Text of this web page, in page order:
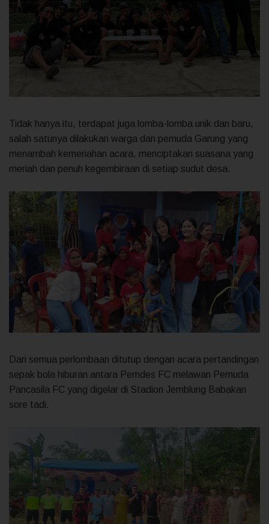
Tidak hanya itu, terdapat juga lomba-lomba unik dan baru,
salah satunya dilakukan warga dan pemuda Garung yang
menambah kemeriahan acara, menciptakan suasana yang
meriah dan penuh kegembiraan di setiap sudut desa.
Dari semua perlombaan ditutup dengan acara pertandingan
sepak bola hiburan antara Pemdes FC melawan Pemuda
Pancasila FC yang digelar di Stadion Jemblung Babakan
sore tadi.